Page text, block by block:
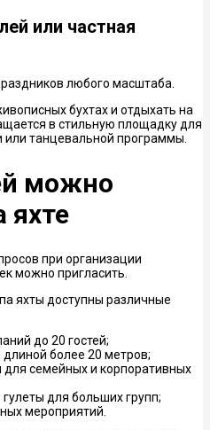
или частная
любого масштаба.
бухтах и отдыхать на
в стильную площадку для
или танцевальной программы.
можно
яхте
при организации
можно пригласить.
яхты доступны различные
до 20 гостей;
более 20 метров;
семейных и корпоративных
для больших групп;
мероприятий.